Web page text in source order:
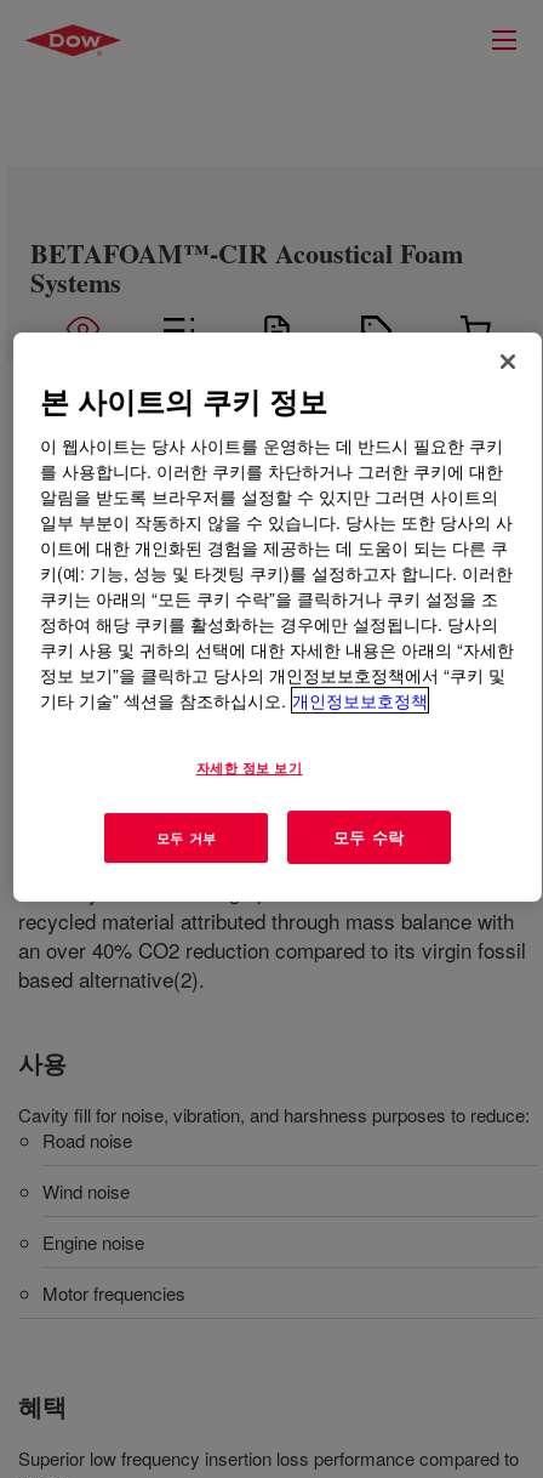
BETAFOAM™-CIR Acoustical Foam
Systems
무엇입니까BETAFOAM™-CIR Acoustical Foam
Systems ?
Excessive noise and vibration can significantly affect
product quality and user experience. Our BETAFOAM™
in reducing noise and vibration in the Body-In-White
cavities, making them ideal for automotive and industrial
applications. By introducing circular feedstocks into our
production, Dow produces BETAFOAM™ CIR Acoustical
recycled material attributed through mass balance with
an over 40% CO2 reduction compared to its virgin fossil
based alternative(2).
사용
Cavity fill for noise, vibration, and harshness purposes to reduce:
Road noise
Wind noise
Engine noise
Motor frequencies
혜택
Superior low frequency insertion loss performance compared to
본 사이트의 쿠키 정보
이 웹사이트는 당사 사이트를 운영하는 데 반드시 필요한 쿠키
를 사용합니다. 이러한 쿠키를 차단하거나 그러한 쿠키에 대한
알림을 받도록 브라우저를 설정할 수 있지만 그러면 사이트의
일부 부분이 작동하지 않을 수 있습니다. 당사는 또한 당사의 사
이트에 대한 개인화된 경험을 제공하는 데 도움이 되는 다른 쿠
키(예: 기능, 성능 및 타겟팅 쿠키)를 설정하고자 합니다. 이러한
쿠키는 아래의 “모든 쿠키 수락”을 클릭하거나 쿠키 설정을 조
정하여 해당 쿠키를 활성화하는 경우에만 설정됩니다. 당사의
쿠키 사용 및 귀하의 선택에 대한 자세한 내용은 아래의 “자세한
정보 보기”을 클릭하고 당사의 개인정보보호정책에서 “쿠키 및
기타 기술” 섹션을 참조하십시오. 개인정보보호정책
자세한 정보 보기
모두 거부 모두 수락